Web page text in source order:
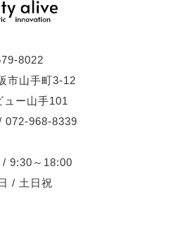
8022
市山手町3-12
ュー山手101
072-968-8339
/ 9:30～18:00
/ 土日祝